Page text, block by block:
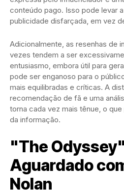
conteúdo pago. Isso pode levar
publicidade disfarçada, em vez
Adicionalmente, as resenhas de
vezes tendem a ser
entusiasmo, embora útil para
pode ser enganoso para o
mais equilibradas e críticas. A
recomendação de fã e uma
torna cada vez mais tênue, o
da informação.
"The
Aguardado
Nolan